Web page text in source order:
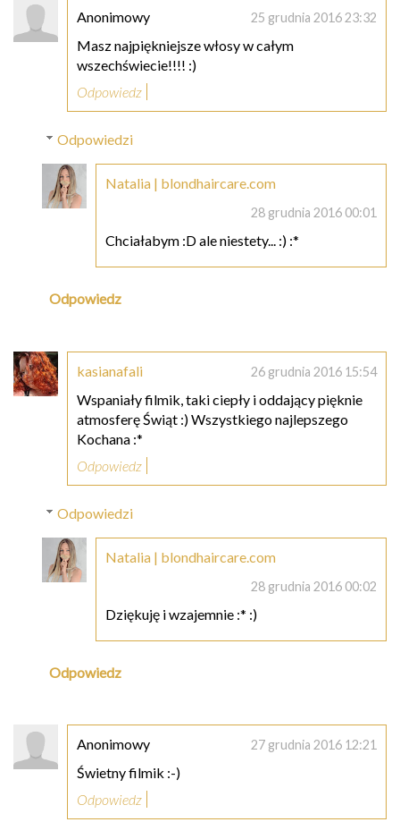
Anonimowy 25 grudnia 2016 23:32
Masz najpiękniejsze włosy w całym
wszechświecie!!!! :)
Odpowiedz
Odpowiedzi
Natalia | blondhaircare.com
28 grudnia 2016 00:01
Chciałabym :D ale niestety... :) :*
Odpowiedz
kasianafali 26 grudnia 2016 15:54
Wspaniały filmik, taki ciepły i oddający pięknie
atmosferę Świąt :) Wszystkiego najlepszego
Kochana :*
Odpowiedz
Odpowiedzi
Natalia | blondhaircare.com
28 grudnia 2016 00:02
Dziękuję i wzajemnie :* :)
Odpowiedz
Anonimowy 27 grudnia 2016 12:21
Świetny filmik :-)
Odpowiedz